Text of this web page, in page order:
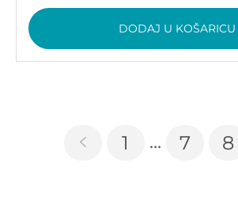
DODAJ U KOŠARICU
1 ... 7 8